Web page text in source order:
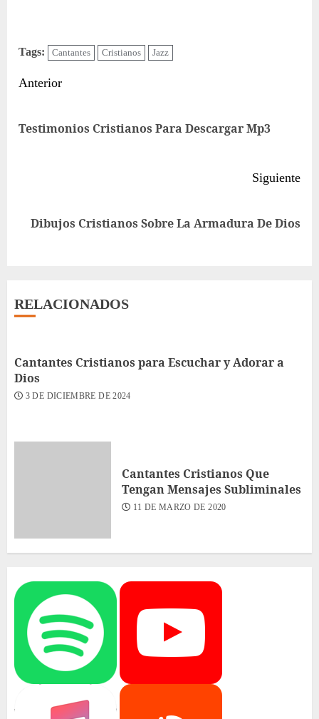
Tags: Cantantes Cristianos Jazz
Sigue
Anterior
Testimonios Cristianos Para Descargar Mp3
Siguiente
Siguiente
Dibujos Cristianos Sobre La Armadura De Dios
RELACIONADOS
Cantantes Cristianos para Escuchar y Adorar a
Dios
3 DE DICIEMBRE DE 2024
Cantantes Cristianos Que
Tengan Mensajes Subliminales
11 DE MARZO DE 2020